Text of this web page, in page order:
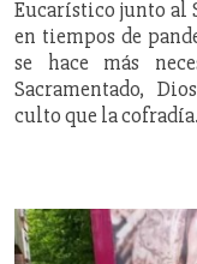
Eucarístico junto al
en tiempos de
se hace más
Sacramentado,
culto que la